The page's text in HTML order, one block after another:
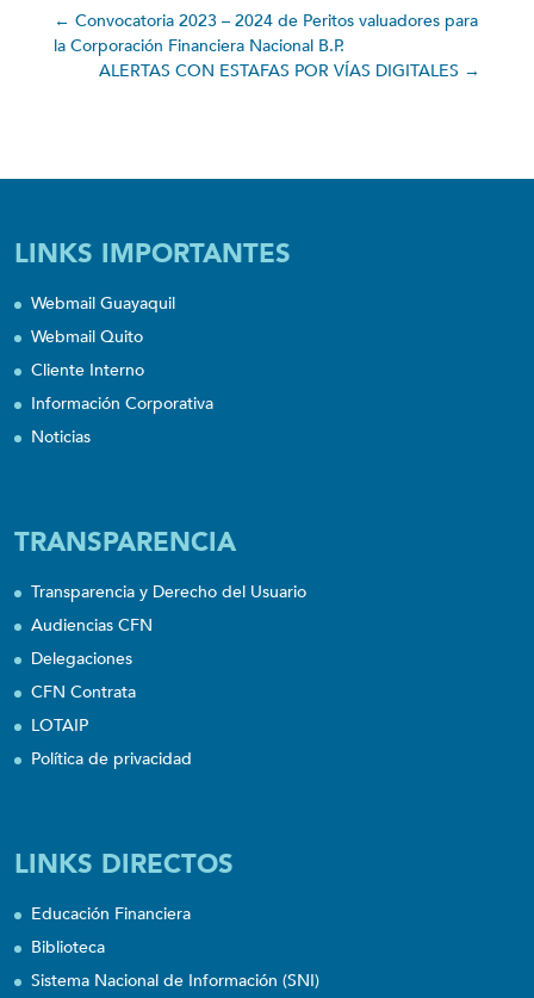
← Convocatoria 2023 – 2024 de Peritos valuadores para
la Corporación Financiera Nacional B.P.
ALERTAS CON ESTAFAS POR VÍAS DIGITALES →
LINKS IMPORTANTES
Webmail Guayaquil
Webmail Quito
Cliente Interno
Información Corporativa
Noticias
TRANSPARENCIA
Transparencia y Derecho del Usuario
Audiencias CFN
Delegaciones
CFN Contrata
LOTAIP
Política de privacidad
LINKS DIRECTOS
Educación Financiera
Biblioteca
Sistema Nacional de Información (SNI)